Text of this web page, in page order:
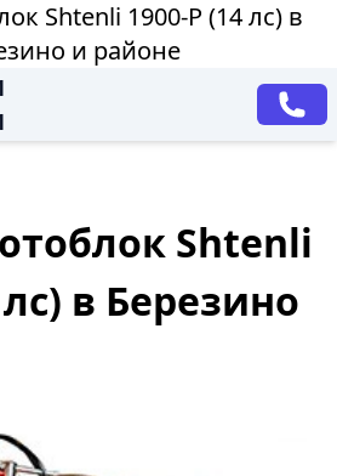
Shtenli 1900-P (14 лс) в
и районе
Shtenli
лс) в Березино